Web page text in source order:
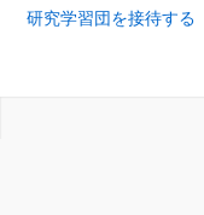
研究学習団を接待する